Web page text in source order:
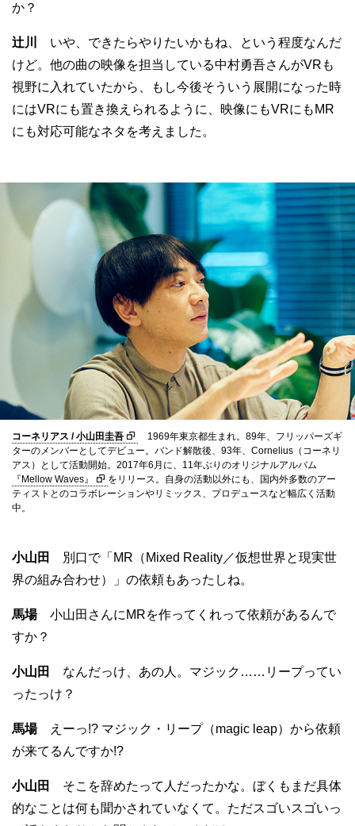
か？
辻川
いや、できたらやりたいかもね、という程度なんだ
けど。他の曲の映像を担当している中村勇吾さんがVRも
視野に入れていたから、もし今後そういう展開になった時
にはVRにも置き換えられるように、映像にもVRにもMR
にも対応可能なネタを考えました。
コーネリアス / 小山田圭吾
1969年東京都生まれ。89年、フリッパーズギ
ターのメンバーとしてデビュー。バンド解散後、93年、Cornelius（コーネリ
アス）として活動開始。2017年6月に、11年ぶりのオリジナルアルバム
『Mellow Waves』
をリリース。自身の活動以外にも、国内外多数のアー
ティストとのコラボレーションやリミックス、プロデュースなど幅広く活動
中。
小山田
別口で「MR（Mixed Reality／仮想世界と現実世
界の組み合わせ）」の依頼もあったしね。
馬場小山田さんにMRを作ってくれって依頼があるんで
すか？
小山田
なんだっけ、あの人。マジック……リープってい
ったっけ？
馬場えーっ!? マジック・リープ（magic leap）から依頼
が来てるんですか!?
小山田
そこを辞めたって人だったかな。ぼくもまだ具体
的なことは何も聞かされていなくて。ただスゴいスゴいっ